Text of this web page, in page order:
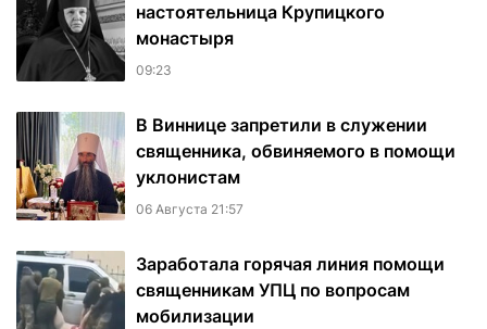
настоятельница Крупицкого
монастыря
09:23
В Виннице запретили в служении
священника, обвиняемого в помощи
уклонистам
06 Августа 21:57
Заработала горячая линия помощи
священникам УПЦ по вопросам
мобилизации